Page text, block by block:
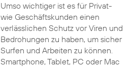
Umso wichtiger ist es für Privat-
wie Geschäftskunden einen
verlässlichen Schutz vor Viren und
Bedrohungen zu haben, um sicher
Surfen und Arbeiten zu können.
Smartphone, Tablet, PC oder Mac